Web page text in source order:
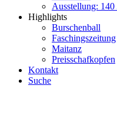
Ausstellung: 140
Highlights
Burschenball
Faschingszeitung
Maitanz
Preisschafkopfen
Kontakt
Suche